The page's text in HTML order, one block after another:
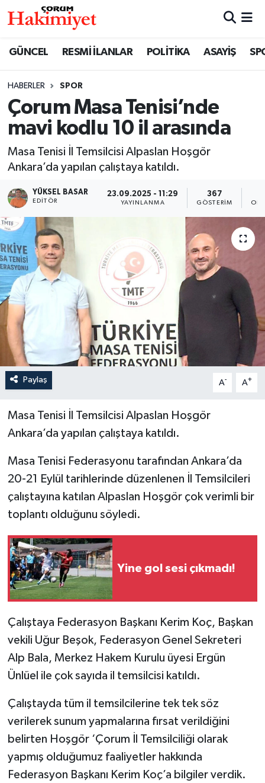
GÜNCEL RESMİ İLANLAR POLİTİKA ASAYİŞ
HABERLER SPOR
Çorum Masa Tenisi’nde
mavi kodlu 10 il arasında
Masa Tenisi İl Temsilcisi Alpaslan Hoşgör
Ankara’da yapılan çalıştaya katıldı.
YÜKSEL BASAR
EDITÖR
23.09.2025 - 11:29
YAYINLANMA
367
GÖSTERIM
Paylaş A- A+
Masa Tenisi İl Temsilcisi Alpaslan Hoşgör
Ankara’da yapılan çalıştaya katıldı.
Masa Tenisi Federasyonu tarafından Ankara’da
20-21 Eylül tarihlerinde düzenlenen İl Temsilcileri
çalıştayına katılan Alpaslan Hoşgör çok verimli bir
toplantı olduğunu söyledi.
Yine gol sesi çıkmadı!
Çalıştaya Federasyon Başkanı Kerim Koç, Başkan
vekili Uğur Beşok, Federasyon Genel Sekreteri
Alp Bala, Merkez Hakem Kurulu üyesi Ergün
Ünlüel ile çok sayıda il temsilcisi katıldı.
Çalıştayda tüm il temsilcilerine tek tek söz
verilerek sunum yapmalarına fırsat verildiğini
belirten Hoşgör ‘Çorum İl Temsilciliği olarak
yapmış olduğumuz faaliyetler hakkında
Federasyon Başkanı Kerim Koç’a bilgiler verdik.
SAĞLIK
ASAYİŞ
EKONOMİ
GÜNCEL
AKTÜEL
EĞİTİM
İLÇELER
OTOPARK
TEKNOLOJİ
Nöbetçi Eczaneler
Çorum Namaz Vakitleri
Trafik Durumu
Süper Lig Puan Durumu ve Fikstür
Tüm Manşetler
Son Dakika Haberleri
Haber Arşivi